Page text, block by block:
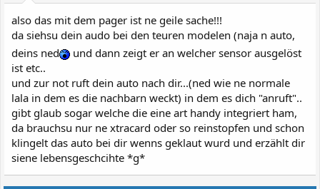
also das mit dem pager ist ne geile sache!!!
da siehsu dein audo bei den teuren modelen (naja n auto,
deins ned
und dann zeigt er an welcher sensor ausgelöst
ist etc..
und zur not ruft dein auto nach dir...(ned wie ne normale
lala in dem es die nachbarn weckt) in dem es dich "anruft"..
gibt glaub sogar welche die eine art handy integriert ham,
da brauchsu nur ne xtracard oder so reinstopfen und schon
klingelt das auto bei dir wenns geklaut wurd und erzählt dir
siene lebensgeschcihte *g*